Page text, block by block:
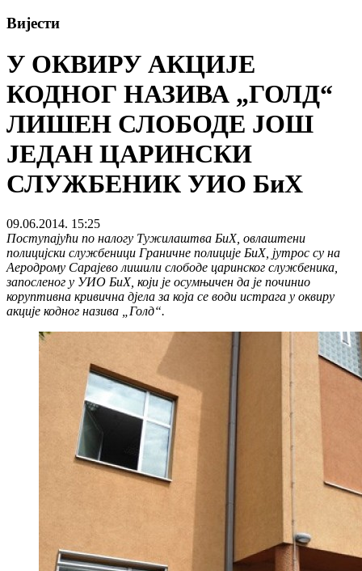
Вијести
У ОКВИРУ АКЦИЈЕ
КОДНОГ НАЗИВА „ГОЛД“
ЛИШЕН СЛОБОДЕ ЈОШ
ЈЕДАН ЦАРИНСКИ
СЛУЖБЕНИК УИО БиХ
09.06.2014. 15:25
Поступајући по налогу Тужилаштва БиХ, овлаштени
полицијски службеници Граничне полиције БиХ, јутрос су на
Аеродрому Сарајево лишили слободе царинског службеника,
запосленог у УИО БиХ, који је осумњичен да је починио
коруптивна кривична дјела за која се води истрага у оквиру
акције кодног назива „Голд“.